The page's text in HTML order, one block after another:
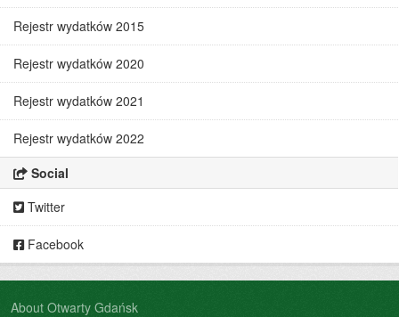
Rejestr wydatków 2015
Rejestr wydatków 2020
Rejestr wydatków 2021
Rejestr wydatków 2022
Social
Twitter
Facebook
About Otwarty Gdańsk